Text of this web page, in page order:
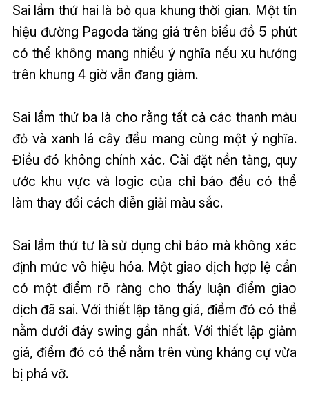
Sai lầm thứ hai là bỏ qua khung thời gian. Một tín
hiệu đường Pagoda tăng giá trên biểu đồ 5 phút
có thể không mang nhiều ý nghĩa nếu xu hướng
trên khung 4 giờ vẫn đang giảm.
Sai lầm thứ ba là cho rằng tất cả các thanh màu
đỏ và xanh lá cây đều mang cùng một ý nghĩa.
Điều đó không chính xác. Cài đặt nền tảng, quy
ước khu vực và logic của chỉ báo đều có thể
làm thay đổi cách diễn giải màu sắc.
Sai lầm thứ tư là sử dụng chỉ báo mà không xác
định mức vô hiệu hóa. Một giao dịch hợp lệ cần
có một điểm rõ ràng cho thấy luận điểm giao
dịch đã sai. Với thiết lập tăng giá, điểm đó có thể
nằm dưới đáy swing gần nhất. Với thiết lập giảm
giá, điểm đó có thể nằm trên vùng kháng cự vừa
bị phá vỡ.